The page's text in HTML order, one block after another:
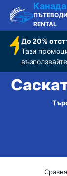
Канада
RENTAL
До 20%
Тази